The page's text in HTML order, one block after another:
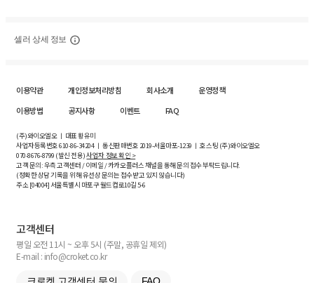
셀러 상세 정보
이용약관 개인정보처리방침 회사소개
운영정책
이용방법
공지사항 이벤트 FAQ
(주)와이오엘오 ㅣ 대표 황유미
사업자등록번호610-86-34204ㅣ 통신판매번호 2019-서울마포-1239 ㅣ 호스팅 (주)와이오엘오
070-8676-8799 (발신 전용)사업자 정보 확인 >
고객 문의: 우측 고객센터 / 이메일 / 카카오플러스 채널을 통해 문의 접수 부탁드립니다.
(정확한 상담 기록을 위해 유선상 문의는 접수받고 있지 않습니다)
주소 [04004] 서울특별시 마포구 월드컵로10길5-6
고객센터
평일 오전 11시 ~ 오후 5시 (주말, 공휴일 제외)
E-mail : info@croket.co.kr